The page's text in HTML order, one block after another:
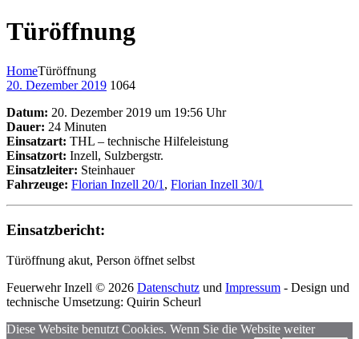
Türöffnung
HomeTüröffnung
20. Dezember 2019 1064
Datum: 20. Dezember 2019 um 19:56 Uhr
Dauer: 24 Minuten
Einsatzart: THL – technische Hilfeleistung
Einsatzort: Inzell, Sulzbergstr.
Einsatzleiter: Steinhauer
Fahrzeuge: Florian Inzell 20/1 , Florian Inzell 30/1
Einsatzbericht:
Türöffnung akut, Person öffnet selbst
Feuerwehr Inzell © 2026 Datenschutz und Impressum - Design und
technische Umsetzung: Quirin Scheurl
Diese Website benutzt Cookies. Wenn Sie die Website weiter